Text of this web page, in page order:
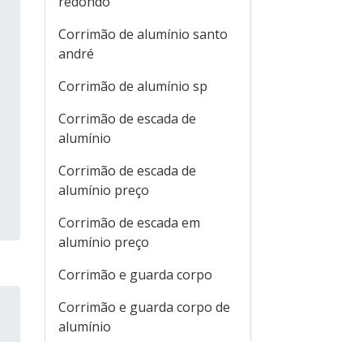
Corrimão de alumínio santo
andré
Corrimão de alumínio sp
Corrimão de escada de
alumínio
Corrimão de escada de
alumínio preço
Corrimão de escada em
alumínio preço
Corrimão e guarda corpo
Corrimão e guarda corpo de
alumínio